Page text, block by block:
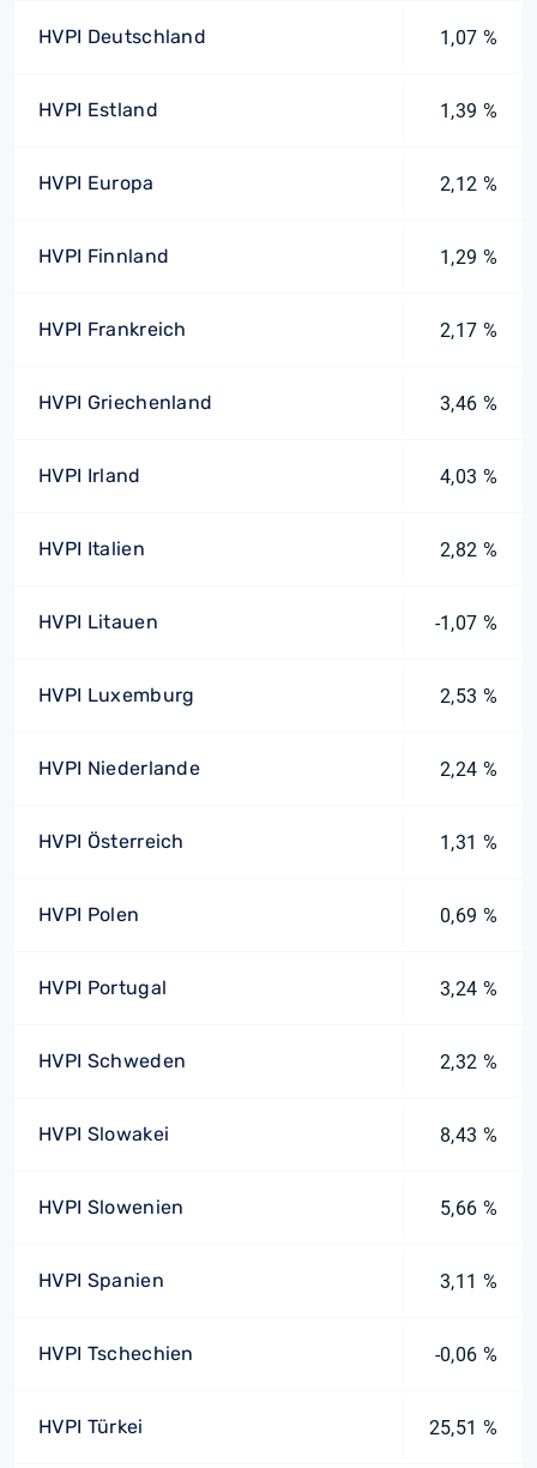
HVPI Deutschland 1,07 %
HVPI Estland 1,39 %
HVPI Europa 2,12 %
HVPI Finnland 1,29 %
HVPI Frankreich 2,17 %
HVPI Griechenland 3,46 %
HVPI Irland 4,03 %
HVPI Italien 2,82 %
HVPI Litauen -1,07 %
HVPI Luxemburg 2,53 %
HVPI Niederlande 2,24 %
HVPI Österreich 1,31 %
HVPI Polen 0,69 %
HVPI Portugal 3,24 %
HVPI Schweden 2,32 %
HVPI Slowakei 8,43 %
HVPI Slowenien 5,66 %
HVPI Spanien 3,11 %
HVPI Tschechien -0,06 %
HVPI Türkei 25,51 %